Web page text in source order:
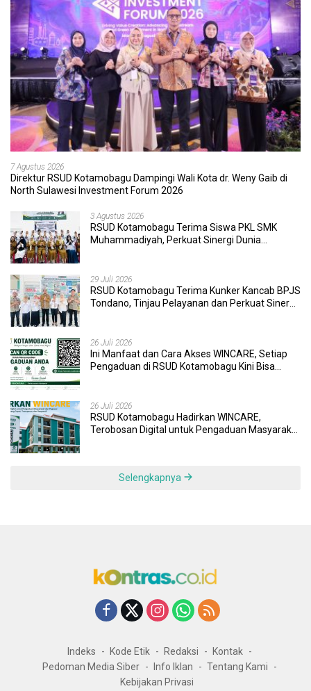
7 Agustus 2026
Direktur RSUD Kotamobagu Dampingi Wali Kota dr. Weny Gaib di
North Sulawesi Investment Forum 2026
3 Agustus 2026
RSUD Kotamobagu Terima Siswa PKL SMK
Muhammadiyah, Perkuat Sinergi Dunia
29 Juli 2026
RSUD Kotamobagu Terima Kunker Kancab BPJS
Tondano, Tinjau Pelayanan dan Perkuat Sinergi
26 Juli 2026
Ini Manfaat dan Cara Akses WINCARE, Setiap
Pengaduan di RSUD Kotamobagu Kini Bisa
26 Juli 2026
RSUD Kotamobagu Hadirkan WINCARE,
Terobosan Digital untuk Pengaduan Masyarakat
Selengkapnya
Indeks Kode Etik Redaksi
Kontak
Pedoman Media Siber
Info Iklan
Tentang Kami
Kebijakan Privasi